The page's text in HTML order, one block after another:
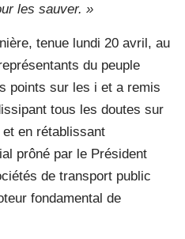
les sauver. »
tenue lundi 20 avril, au
du peuple
points sur les i et a remis
tous les doutes sur
et en rétablissant
prôné par le Président
de transport public
fondamental de